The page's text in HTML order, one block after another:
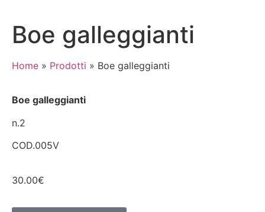
Boe galleggianti
Home » Prodotti » Boe galleggianti
Boe galleggianti
n.2
COD.005V
30.00€